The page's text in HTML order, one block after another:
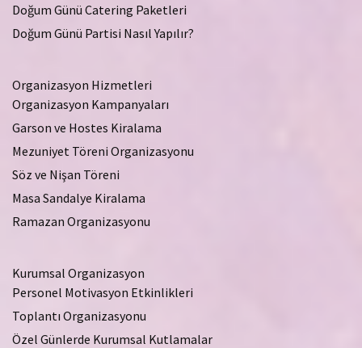
Doğum Günü Catering Paketleri
Doğum Günü Partisi Nasıl Yapılır?
Organizasyon Hizmetleri
Organizasyon Kampanyaları
Garson ve Hostes Kiralama
Mezuniyet Töreni Organizasyonu
Söz ve Nişan Töreni
Masa Sandalye Kiralama
Ramazan Organizasyonu
Kurumsal Organizasyon
Personel Motivasyon Etkinlikleri
Toplantı Organizasyonu
Özel Günlerde Kurumsal Kutlamalar